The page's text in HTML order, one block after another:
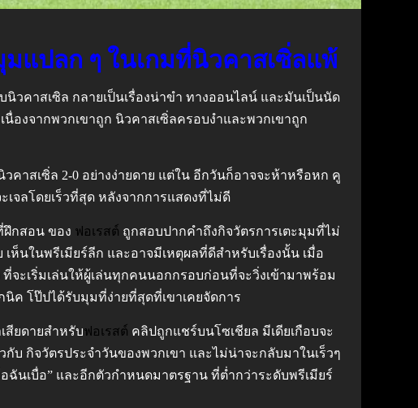
มแปลก ๆ ในเกมที่นิวคาสเซิ่ลแพ้
วคาสเซิล กลายเป็นเรื่องน่าขำ ทางออนไลน์ และมันเป็นนัด
องจากพวกเขาถูก นิวคาสเซิ่ลครอบงำและพวกเขาถูก
คาสเซิ่ล 2-0 อย่างง่ายดาย แต่ใน อีกวันก็อาจจะห้าหรือหก คู
เจลโดยเร็วที่สุด หลังจากการแสดงที่ไม่ดี
ฝึกสอน ของ ฟอเรสต์ ถูกสอบปากคำถึงกิจวัตรการเตะมุมที่ไม่
ห็นในพรีเมียร์ลีก และอาจมีเหตุผลที่ดีสำหรับเรื่องนั้น เมื่อ
จะเริ่มเล่นให้ผู้เล่นทุกคนนอกกรอบก่อนที่จะวิ่งเข้ามาพร้อม
นิค โป๊ปได้รับมุมที่ง่ายที่สุดที่เขาเคยจัดการ
สียดายสำหรับฟอเรสต์ คลิปถูกแชร์บนโซเชียล มีเดียเกือบจะ
บ กิจวัตรประจำวันของพวกเขา และไม่น่าจะกลับมาในเร็วๆ
นเบื่อ” และอีกตัวกำหนดมาตรฐาน ที่ต่ำกว่าระดับพรีเมียร์